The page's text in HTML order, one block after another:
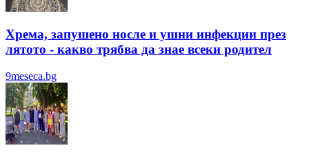
Хрема, запушено носле и ушни инфекции през
лятотo - какво трябва да знае всеки родител
9meseca.bg